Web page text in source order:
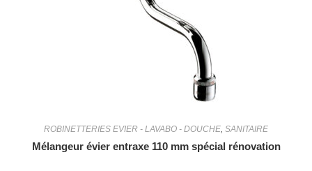
ROBINETTERIES EVIER - LAVABO - DOUCHE SANITAIRE
Mélangeur évier entraxe 110 mm spécial rénovation